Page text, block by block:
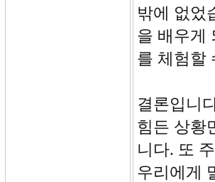
밖에 없었
을 배우게
를 체험할
결론입니
힘든 상황
니다. 또
우리에게